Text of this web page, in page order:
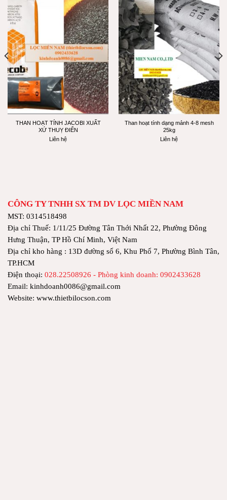
THAN HOẠT TÍNH JACOBI XUẤT
XỨ THUỴ ĐIỂN
Liên hệ
Than hoạt tính dạng mảnh 4-8 mesh
25kg
Liên hệ
CÔNG TY TNHH SX TM DV LỌC MIỀN NAM
MST: 0314518498
Địa chỉ Thuế: 1/11/25 Đường Tân Thới Nhất 22, Phường Đông
Hưng Thuận, TP Hồ Chí Minh, Việt Nam
Địa chỉ kho hàng : 13D đường số 6, Khu Phố 7, Phường Bình Tân,
TP.HCM
Điện thoại: 028.22508926 - Phòng kinh doanh: 0902433628
Email: kinhdoanh0086@gmail.com
Website: www.thietbilocson.com